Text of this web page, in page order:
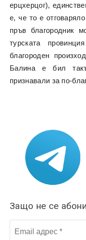
ерцхерцог),
е, че то е
пръв благородник
турската
благороден
Балина е бил
признавали за по-
Защо не се